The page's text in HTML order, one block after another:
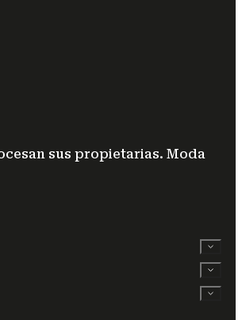
sus propietarias. Moda